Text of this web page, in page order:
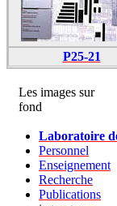
P25-21
Les images sur
fond
Laboratoire
Personnel
Enseignement
Recherche
Publications